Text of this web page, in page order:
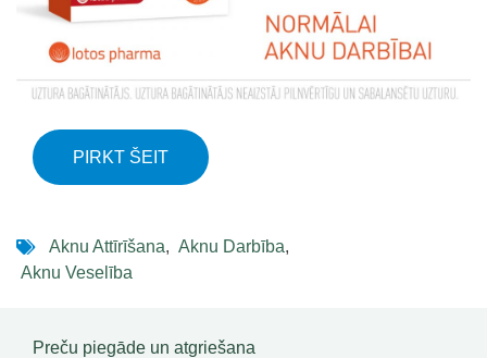
PIRKT ŠEIT
Aknu Attīrīšana, Aknu Darbība,
Aknu Veselība
Preču piegāde un atgriešana